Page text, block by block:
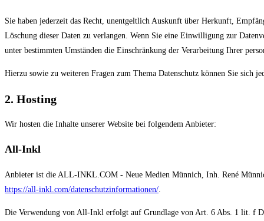
Sie haben jederzeit das Recht, unentgeltlich Auskunft über Herkunft,
Löschung dieser Daten zu verlangen. Wenn Sie eine Einwilligung zur
unter bestimmten Umständen die Einschränkung der Verarbeitung Ihrer
Hierzu sowie zu weiteren Fragen zum Thema Datenschutz können Sie sich
2. Hosting
Wir hosten die Inhalte unserer Website bei folgendem Anbieter:
All-Inkl
Anbieter ist die ALL-INKL.COM - Neue Medien Münnich, Inh. René
https://all-inkl.com/datenschutzinformationen/.
Die Verwendung von All-Inkl erfolgt auf Grundlage von Art. 6 Abs. 1 lit. f